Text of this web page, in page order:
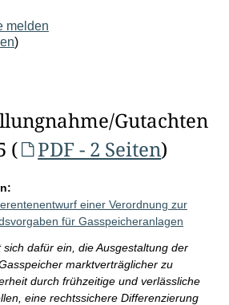
melden
)
Gutachten
(
PDF - 2 Seiten)
einer Verordnung zur
für Gasspeicheranlagen
dafür ein, die Ausgestaltung der
marktverträglicher zu
durch frühzeitige und verlässliche
eine rechtssichere Differenzierung